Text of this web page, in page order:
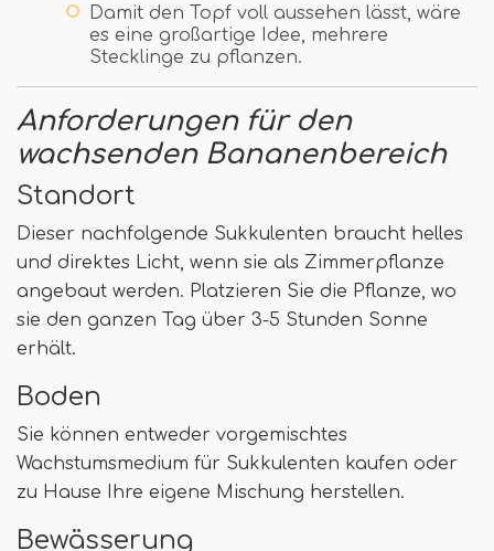
Damit den Topf voll aussehen lässt, wäre
es eine großartige Idee, mehrere
Stecklinge zu pflanzen.
Anforderungen für den
wachsenden Bananenbereich
Standort
Dieser nachfolgende Sukkulenten braucht helles
und direktes Licht, wenn sie als Zimmerpflanze
angebaut werden. Platzieren Sie die Pflanze, wo
sie den ganzen Tag über 3-5 Stunden Sonne
erhält.
Boden
Sie können entweder vorgemischtes
Wachstumsmedium für Sukkulenten kaufen oder
zu Hause Ihre eigene Mischung herstellen.
Bewässerung